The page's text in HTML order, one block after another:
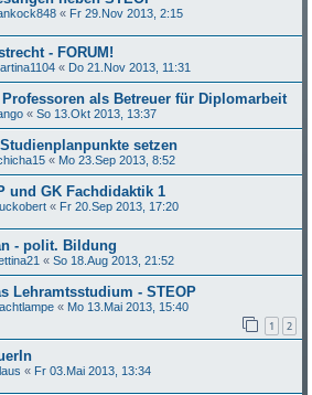
« Fr 29.Nov 2013, 2:15
- FORUM!
« Do 21.Nov 2013, 11:31
als Betreuer für Diplomarbeit
«So 13.Okt 2013, 13:37
setzen
« Mo 23.Sep 2013, 8:52
und GK Fachdidaktik 1
« Fr 20.Sep 2013, 17:20
- polit. Bildung
«So 18.Aug 2013, 21:52
Lehramtsstudium - STEOP
« Mo 13.Mai 2013, 15:40
1 2
« Fr 03.Mai 2013, 13:34